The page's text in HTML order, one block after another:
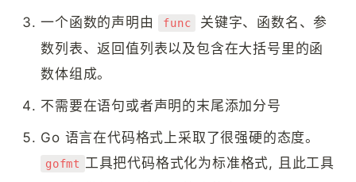
一个函数的声明由
func
关键字、函数名、参
数列表、返回值列表以及包含在大括号里的函
数体组成。
不需要在语句或者声明的末尾添加分号
Go 语言在代码格式上采取了很强硬的态度。
gofmt 工具把代码格式化为标准格式, 且此工具